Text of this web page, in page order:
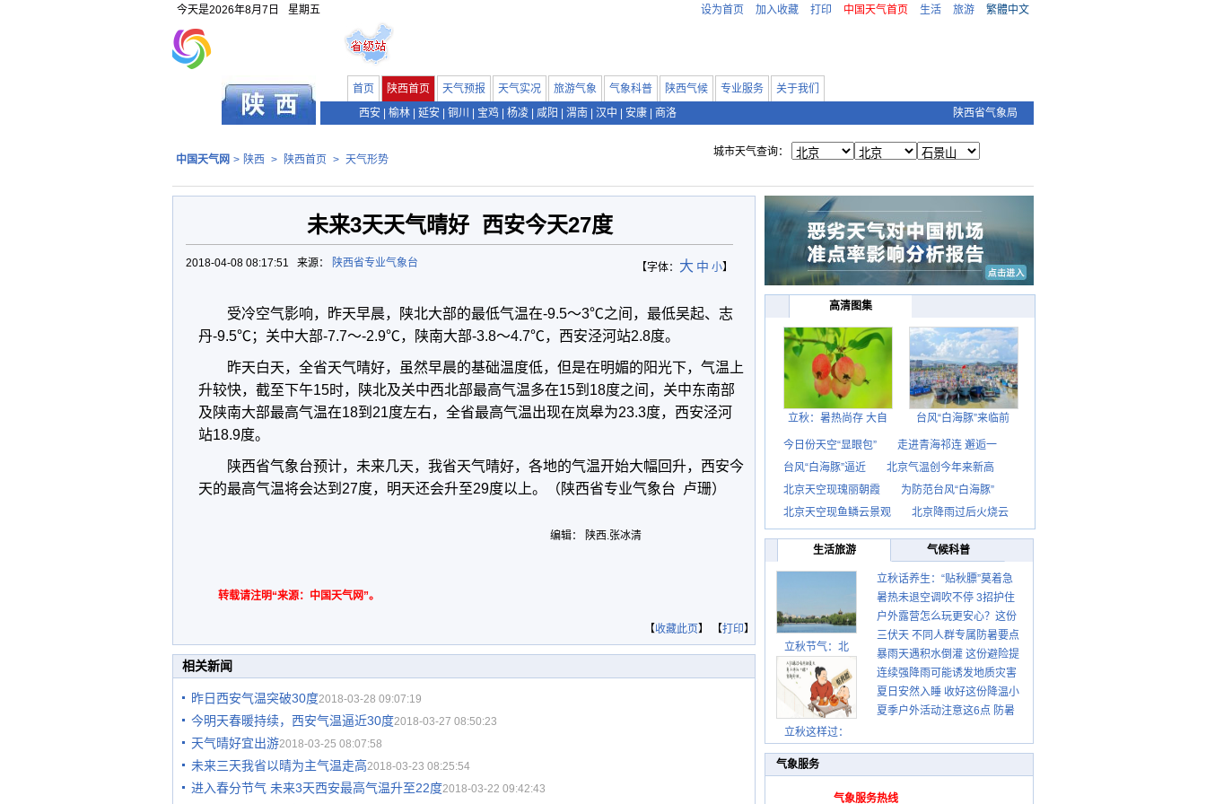
今天是2026年8月7日 星期五 设为首页 加入收藏 打印 中国天气首页 生活 旅游 繁體中文
首页 陕西首页 天气预报 天气实况 旅游气象 气象科普 陕西气候 专业服务
关于我们
西安
榆林 延安 铜川 宝鸡 杨凌 咸阳 渭南 汉中 安康 商洛 陕西省气象局
中国天气网 > 陕西 > 陕西首页 > 天气形势
城市天气查询：
未来3天天气晴好 西安今天27度
【字体： 大 中 小】
2018-04-08 08:17:51 来源： 陕西省专业气象台
受冷空气影响，昨天早晨，陕北大部的最低气温在-9.5～3℃之间，最低吴起、志
丹-9.5℃；关中大部-7.7～-2.9℃，陕南大部-3.8～4.7℃，西安泾河站2.8度。
昨天白天，全省天气晴好，虽然早晨的基础温度低，但是在明媚的阳光下，气温上
升较快，截至下午15时，陕北及关中西北部最高气温多在15到18度之间，关中东南部
及陕南大部最高气温在18到21度左右，全省最高气温出现在岚皋为23.3度，西安泾河
站18.9度。
陕西省气象台预计，未来几天，我省天气晴好，各地的气温开始大幅回升，西安今
天的最高气温将会达到27度，明天还会升至29度以上。（陕西省专业气象台 卢珊）
编辑： 陕西.张冰清
转载请注明“来源：中国天气网”。
【收藏此页】 【打印】
相关新闻
昨日西安气温突破30度2018-03-28 09:07:19
今明天春暖持续，西安气温逼近30度2018-03-27 08:50:23
天气晴好宜出游2018-03-25 08:07:58
未来三天我省以晴为主气温走高2018-03-23 08:25:54
进入春分节气 未来3天西安最高气温升至22度2018-03-22 09:42:43
高清图集
立秋：暑热尚存 大自 台风“白海豚”来临前
今日份天空“显眼包”
走进青海祁连 邂逅一
台风“白海豚”逼近
北京气温创今年来新高
北京天空现瑰丽朝霞
为防范台风“白海豚”
北京天空现鱼鳞云景观
北京降雨过后火烧云
生活旅游
气候科普
立秋节气：北
立秋这样过：
立秋话养生：“贴秋膘”莫着急
先清暑再防燥
暑热未退空调吹不停 3招护住
肩颈不酸痛
户外露营怎么玩更安心？这份
攻略请收好
三伏天 不同人群专属防暑要点
请收好
暴雨天遇积水倒灌 这份避险提
示请收好
连续强降雨可能诱发地质灾害
这些前兆要知道
夏日安然入睡 收好这份降温小
贴士
夏季户外活动注意这6点 防暑
气象服务
气象服务热线